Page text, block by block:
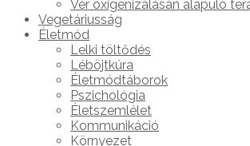
Vér oxigenizálásán alapuló
Vegetáriusság
Életmód
Lelki töltődés
Léböjtkúra
Életmódtáborok
Pszichológia
Életszemlélet
Kommunikáció
Környezet